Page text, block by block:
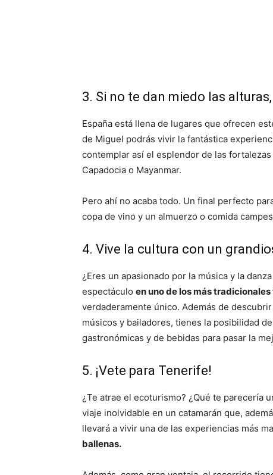
3. Si no te dan miedo las
España está llena de lugares que ofrecen
de Miguel podrás vivir la fantástica
contemplar así el esplendor de las
Capadocia o Mayanmar.
Pero ahí no acaba todo. Un final perfecto
copa de vino y un almuerzo o comida
4. Vive la cultura con un
¿Eres un apasionado por la música y la
espectáculo en uno de los más
verdaderamente único. Además de
músicos y bailadores, tienes la posibilidad
gastronómicas y de bebidas para pasar la
5. ¡Vete para Tenerife!
¿Te atrae el ecoturismo? ¿Qué te parecería
viaje inolvidable en un catamarán que,
llevará a vivir una de las experiencias más
ballenas.